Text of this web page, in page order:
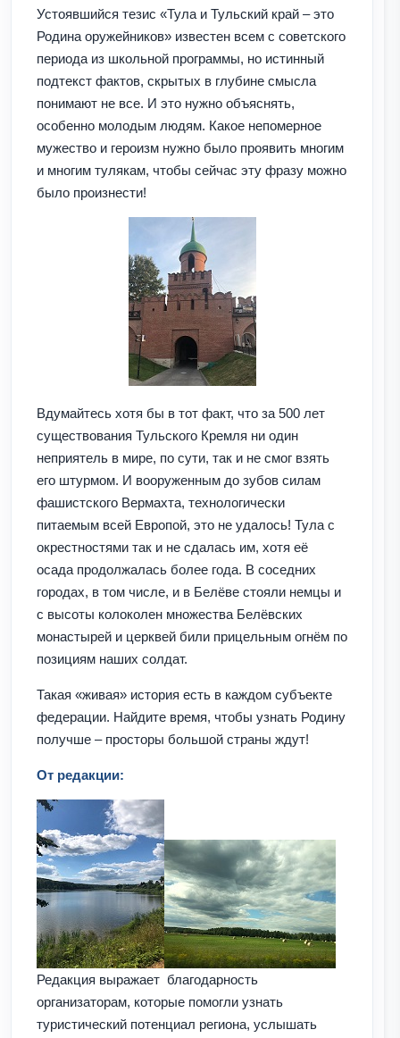
Устоявшийся тезис «Тула и Тульский край – это
Родина оружейников» известен всем с советского
периода из школьной программы, но истинный
подтекст фактов, скрытых в глубине смысла
понимают не все. И это нужно объяснять,
особенно молодым людям. Какое непомерное
мужество и героизм нужно было проявить многим
и многим тулякам, чтобы сейчас эту фразу можно
было произнести!
Вдумайтесь хотя бы в тот факт, что за 500 лет
существования Тульского Кремля ни один
неприятель в мире, по сути, так и не смог взять
его штурмом. И вооруженным до зубов силам
фашистского Вермахта, технологически
питаемым всей Европой, это не удалось! Тула с
окрестностями так и не сдалась им, хотя её
осада продолжалась более года. В соседних
городах, в том числе, и в Белёве стояли немцы и
с высоты колоколен множества Белёвских
монастырей и церквей били прицельным огнём по
позициям наших солдат.
Такая «живая» история есть в каждом субъекте
федерации. Найдите время, чтобы узнать Родину
получше – просторы большой страны ждут!
От редакции:
Редакция выражает благодарность
организаторам, которые помогли узнать
туристический потенциал региона, услышать